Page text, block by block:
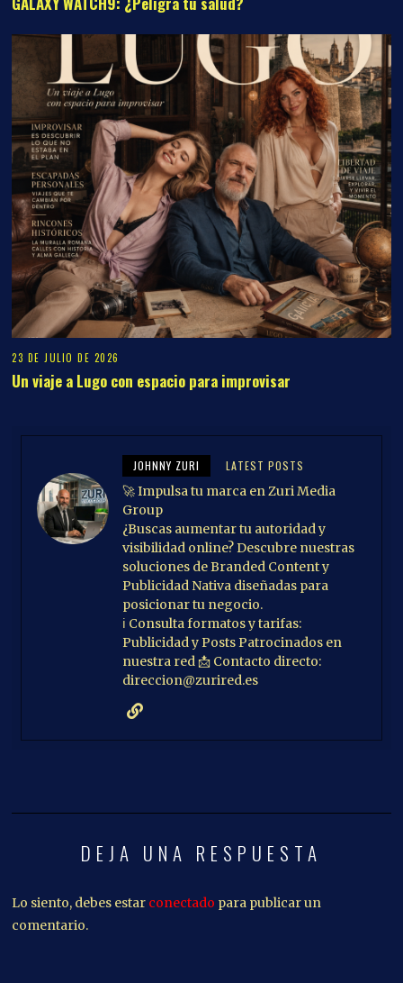
23 DE JULIO DE 2026
Un viaje a Lugo con espacio para improvisar
JOHNNY ZURI LATEST POSTS
🚀 Impulsa tu marca en Zuri Media
Group
¿Buscas aumentar tu autoridad y
visibilidad online? Descubre nuestras
soluciones de Branded Content y
Publicidad Nativa diseñadas para
posicionar tu negocio.
ℹ️ Consulta formatos y tarifas:
Publicidad y Posts Patrocinados en
nuestra red 📩 Contacto directo:
direccion@zurired.es
DEJA UNA RESPUESTA
Lo siento, debes estar conectado para publicar un
comentario.